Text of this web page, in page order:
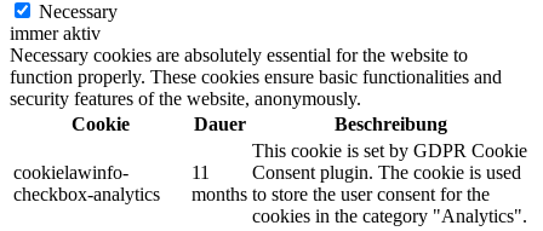
Necessary
immer aktiv
Necessary cookies are absolutely essential for the website to
function properly. These cookies ensure basic functionalities and
security features of the website, anonymously.
Cookie
Dauer Beschreibung
cookielawinfo-
checkbox-analytics
11
months
This cookie is set by GDPR Cookie
Consent plugin. The cookie is used
to store the user consent for the
cookies in the category "Analytics".